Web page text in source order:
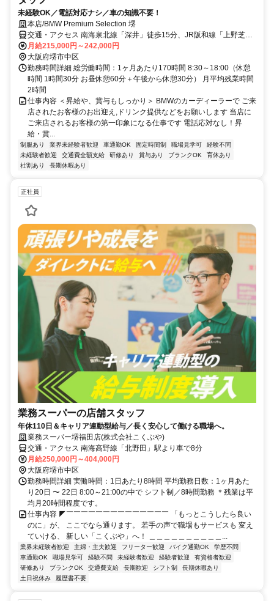
未経験OK／電話対応ナシ／車の知識不要！
本店/BMW Premium Selection 堺
交通・アクセス 南海泉北線「深井」徒歩15分、JR阪和線「上野芝」
徒歩25分
月給215,000円～242,000円
大阪府堺市中区
勤務時間詳細 総労働時間：1ヶ月あたり170時間 8:30～18:00（休憩
時間 1時間30分 お昼休憩60分＋午後から休憩30分） 月平均残業時間
2時間
仕事内容 ＜昇給や、賞与もしっかり＞ BMWのカーディーラーで ご来
店されたお客様のお出迎え,ドリンク提供などをお願いします 当店に
ご来店されるお客様の第一印象になる仕事です 電話応対なし！昇
給・賞...
制服あり 業界未経験者歓迎 車通勤OK 固定時間制 職場見学可
経験不問
未経験者歓迎
交通費全額支給 研修あり 賞与あり ブランクOK
育休あり
社割あり
長期休暇あり
正社員
業務スーパーの店舗スタッフ
年休110日＆キャリア連動型給与／長く安心して働ける職場へ。
業務スーパー堺福田店(株式会社こくぶや)
交通・アクセス 南海高野線「北野田」駅より車で8分
月給250,000円～404,000円
大阪府堺市中区
勤務時間詳細 実働時間：1日あたり8時間 平均勤務日数：1ヶ月あた
り20日 〜 22日 8:00～21:00の中で シフト制／8時間勤務 ＊残業は平
均月20時間程度です。
仕事内容 ◤￣￣￣￣￣￣￣￣￣￣￣￣￣￣ 「もっとこうしたら良い
のに」が、 ここでなら通ります。 若手の声で職場もサービスも 変え
ていける、 新しい「こくぶや」へ！ ＿＿＿＿＿＿＿＿＿＿...
業界未経験者歓迎 主婦・主夫歓迎 フリーター歓迎 バイク通勤OK
学歴不問
車通勤OK
職場見学可 経験不問 未経験者歓迎 経験者歓迎
有資格者歓迎
研修あり
ブランクOK 交通費支給 長期歓迎 シフト制
長期休暇あり
土日祝休み
履歴書不要